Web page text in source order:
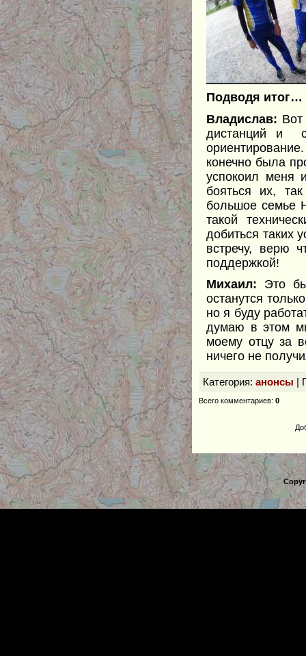
Подводя итог…
Владислав:
дистанций и
конечно была
успокоил меня
бояться их,
большое семье
такой
добиться таких
встречу, верю
поддержкой!
Михаил: Это
останутся
но я буду
думаю в этом
моему отцу за
ничего не
Категория: анонсы |
Всего комментариев: 0